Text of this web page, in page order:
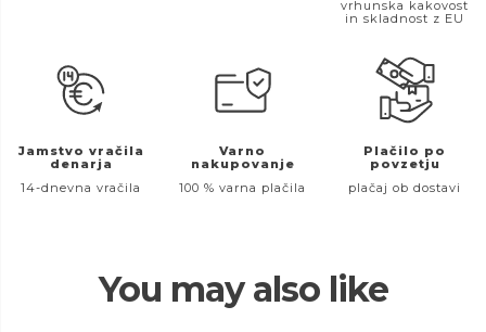
vrhunska kakovost
in skladnost z EU
Jamstvo vračila
denarja
14-dnevna vračila
Varno
nakupovanje
100 % varna plačila
Plačilo po
povzetju
plačaj ob dostavi
You may also like